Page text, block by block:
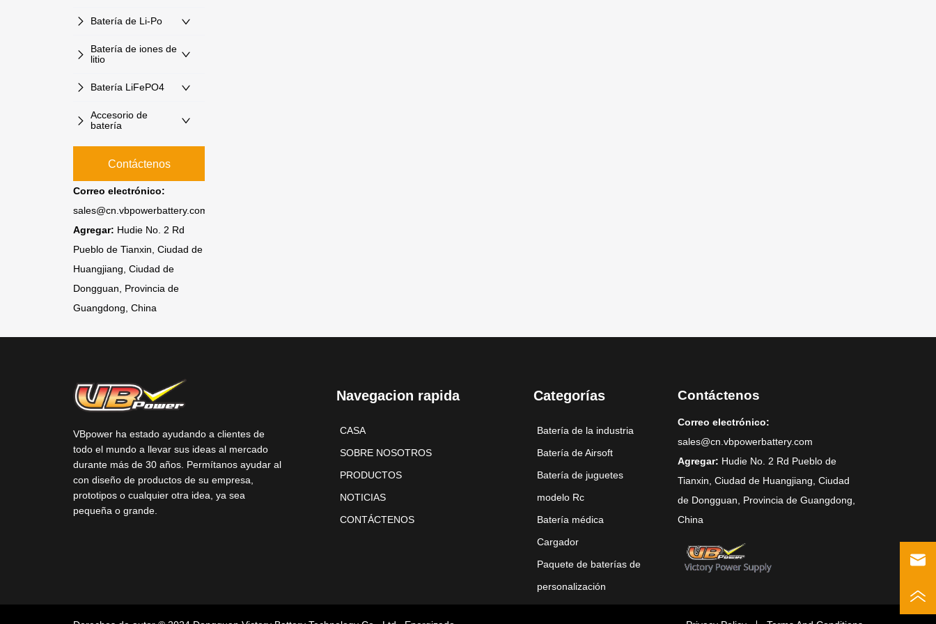
Batería de Li-Po
Batería de iones de
litio
Batería LiFePO4
Accesorio de
batería
Contáctenos
Correo electrónico:
sales@cn.vbpowerbattery.com
Agregar: Hudie No. 2 Rd
Pueblo de Tianxin, Ciudad de
Huangjiang, Ciudad de
Dongguan, Provincia de
Guangdong, China
VBpower ha estado ayudando a clientes de
todo el mundo a llevar sus ideas al mercado
durante más de 30 años. Permítanos ayudar al
con diseño de productos de su empresa,
prototipos o cualquier otra idea, ya sea
pequeña o grande.
Navegacion rapida
CASA
SOBRE NOSOTROS
PRODUCTOS
NOTICIAS
CONTÁCTENOS
Categorías
Batería de la industria
Batería de Airsoft
Batería de juguetes
modelo Rc
Batería médica
Cargador
Paquete de baterías de
personalización
Contáctenos
Correo electrónico:
sales@cn.vbpowerbattery.com
Agregar: Hudie No. 2 Rd Pueblo de
Tianxin, Ciudad de Huangjiang, Ciudad
de Dongguan, Provincia de Guangdong,
China